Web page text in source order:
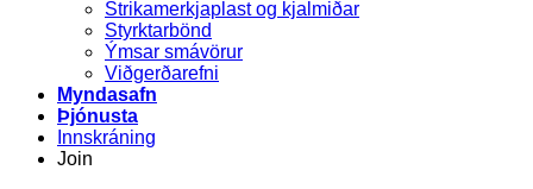
Strikamerkjaplast og kjalmiðar
Styrktarbönd
Ýmsar smávörur
Viðgerðarefni
Myndasafn
Þjónusta
Innskráning
Join